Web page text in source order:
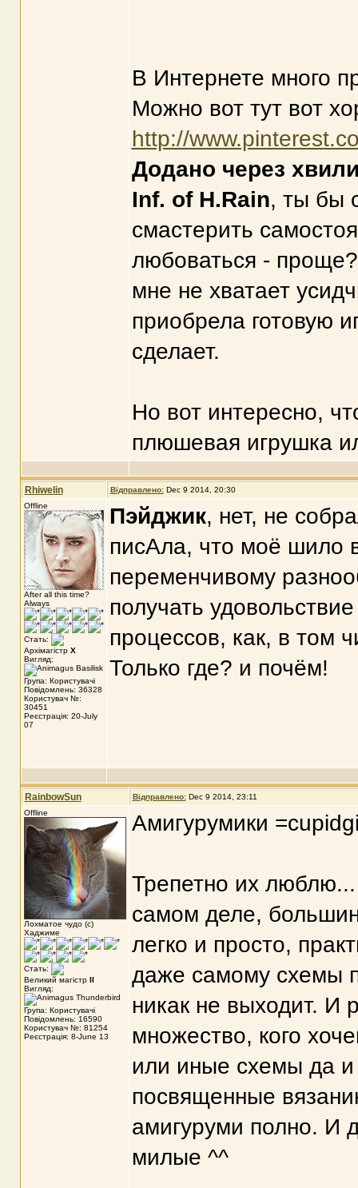
В Интернете много
Можно вот тут вот
http://
Додано через
Inf. of H.Rain, ты бы
смастерить
любоваться -
мне не хватает
приобрела готовую
сделает.
Но вот интересно,
плюшевая игрушка
Rhiwelin Відправлено: Dec 9 2014, 20:30
Offline
After all this time?
Always
Стать:
Архімагістр X
Вигляд:
Група: Користувачі
Повідомлень: 36328
Користувач №:
30451
Реєстрація: 20-July
07
Пэйджик, нет, не
писАла, что моё шило
переменчивому
получать
процессов, как, в том
Только где? и почём!
RainbowSun Відправлено: Dec 9 2014, 23:11
Offline
Лохматое чудо (с)
Хаджиме
Стать:
Великий магістр II
Вигляд:
Група: Користувачі
Повідомлень: 16590
Користувач №: 81254
Реєстрація: 8-June 13
Амигурумики
Трепетно их
самом деле,
легко и просто,
даже самому схемы
никак не выходит. И
множество, кого
или иные схемы да
посвященные
амигуруми полно. И
милые ^^